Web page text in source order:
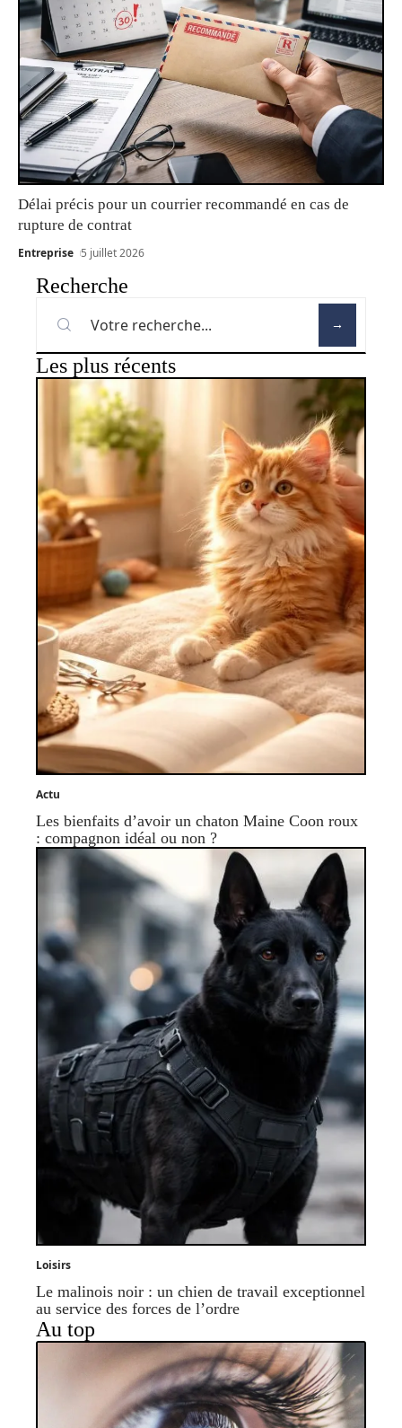
Délai précis pour un courrier recommandé en cas de
rupture de contrat
Entreprise 5 juillet 2026
Recherche
Les plus récents
Actu
Les bienfaits d’avoir un chaton Maine Coon roux
: compagnon idéal ou non ?
Loisirs
Le malinois noir : un chien de travail exceptionnel
au service des forces de l’ordre
Au top